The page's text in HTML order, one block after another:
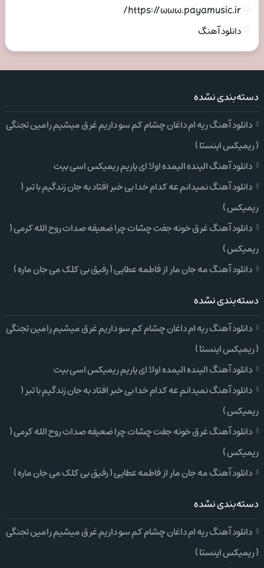
https://www.payamusic.ir/
دانلود آهنگ
دسته‌بندی نشده
دانلود آهنگ ریه ام داغان چشام کم سو داریم غرق میشیم رامین تجنگی
( ریمیکس اینستا )
دانلود آهنگ الینده الیمده اولا ای یاریم ریمیکس اسی بیت
دانلود آهنگ نمیدانم عه کدام خدا بی خبر افتاد به جان زندگیم با تبر (
ریمیکس )
دانلود آهنگ غرق خونه جفت چشات چرا ضعیفه صدات روح الله کرمی (
ریمیکس )
دانلود آهنگ مه جان مار از فاطمه عطایی ( رفیق بی کلک می جان ماره )
دسته‌بندی نشده
دانلود آهنگ ریه ام داغان چشام کم سو داریم غرق میشیم رامین تجنگی
( ریمیکس اینستا )
دانلود آهنگ الینده الیمده اولا ای یاریم ریمیکس اسی بیت
دانلود آهنگ نمیدانم عه کدام خدا بی خبر افتاد به جان زندگیم با تبر (
ریمیکس )
دانلود آهنگ غرق خونه جفت چشات چرا ضعیفه صدات روح الله کرمی (
ریمیکس )
دانلود آهنگ مه جان مار از فاطمه عطایی ( رفیق بی کلک می جان ماره )
دسته‌بندی نشده
دانلود آهنگ ریه ام داغان چشام کم سو داریم غرق میشیم رامین تجنگی
( ریمیکس اینستا )